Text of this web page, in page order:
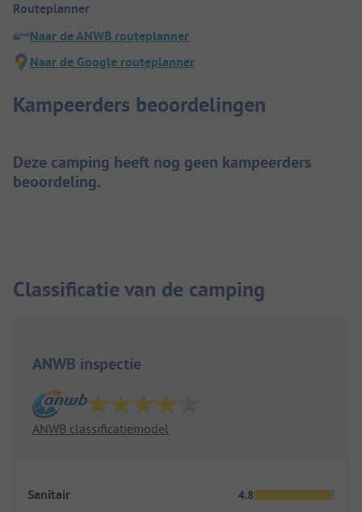
Routeplanner
Naar de ANWB routeplanner
Naar de Google routeplanner
Kampeerders beoordelingen
Deze camping heeft nog geen kampeerders
beoordeling.
Classificatie van de camping
ANWB inspectie
ANWB classificatiemodel
Sanitair 4.8